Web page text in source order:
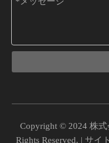
Copyright © 2024 株
Rights Reserved. | サイ